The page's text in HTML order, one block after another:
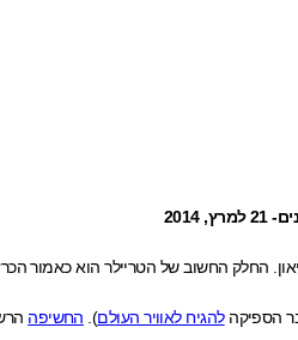
הספיקהלהגיח לאוויר העולם). החשיפה